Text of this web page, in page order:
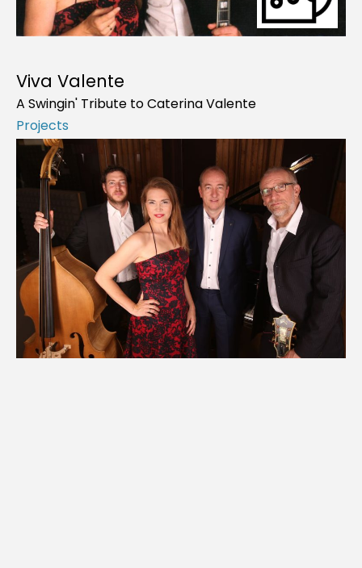
Viva Valente
A Swingin' Tribute to Caterina Valente
Projects